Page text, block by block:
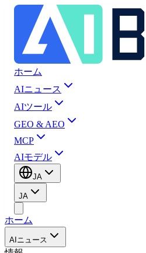
ホーム
AIニュース
AIツール
GEO & AEO
MCP
AIモデル
JA
JA
ホーム
AIニュース